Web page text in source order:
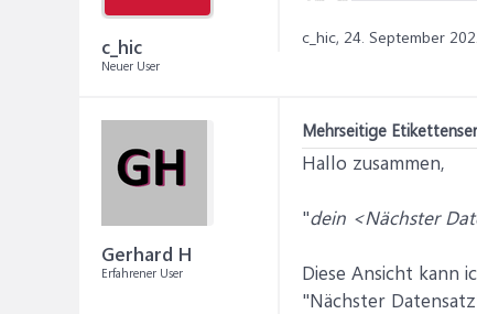
c_hic
Neuer User
c_hic, 24. September
Gerhard H
Erfahrener User
Mehrseitige
Hallo zusammen,
"dein <Nächster
Diese Ansicht kann
"Nächster